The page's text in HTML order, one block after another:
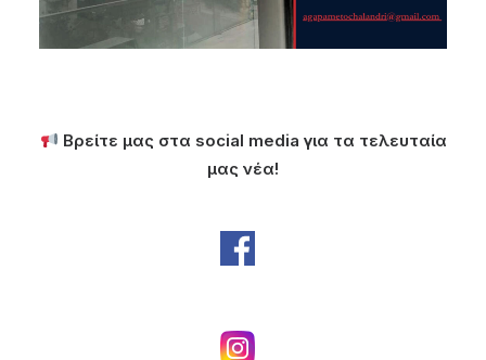
Βρείτε μας στα social media για τα τελευταία
μας νέα!